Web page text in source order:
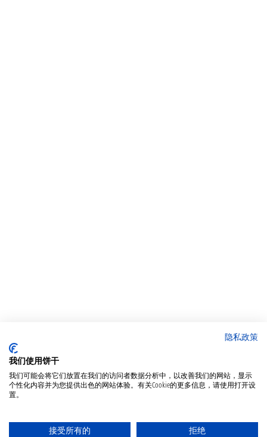
隐私政策
我们使用饼干
我们可能会将它们放置在我们的访问者数据分析中，以改善我们的网站，显示
个性化内容并为您提供出色的网站体验。有关Cookie的更多信息，请使用打开设
置。
接受所有的 拒绝